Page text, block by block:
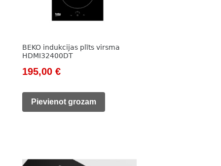
BEKO indukcijas plīts virsma
HDMI32400DT
Original
was:
195,00€Current
is:
Pievienot grozam